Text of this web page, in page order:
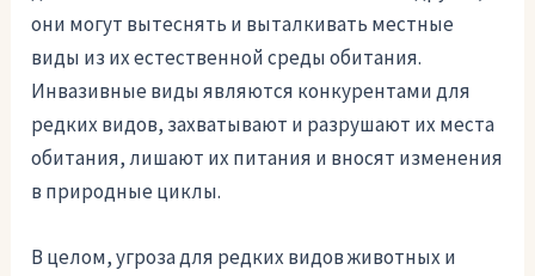
они могут вытеснять и выталкивать местные
виды из их естественной среды обитания.
Инвазивные виды являются конкурентами для
редких видов, захватывают и разрушают их места
обитания, лишают их питания и вносят изменения
в природные циклы.
В целом, угроза для редких видов животных и